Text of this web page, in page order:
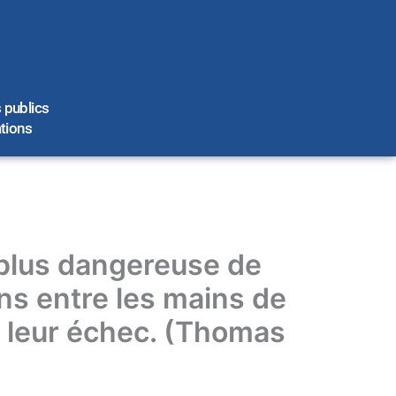
publics
dangereuse de
entre les mains de
échec. (Thomas